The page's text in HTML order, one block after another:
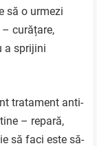
să o urmezi
curățare,
a sprijini
tratament anti-
– repară,
să faci este să-